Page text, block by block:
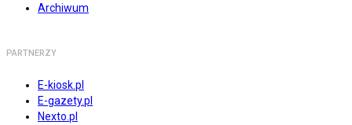
Archiwum
PARTNERZY
E-kiosk.pl
E-gazety.pl
Nexto.pl